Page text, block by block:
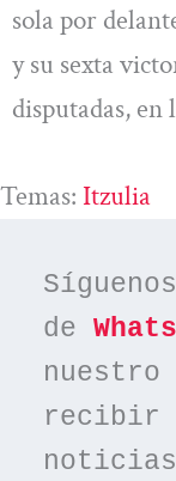
sola por
y su sexta
disputadas, en
Temas: Itzulia
de
nuestro
recibir
noticias